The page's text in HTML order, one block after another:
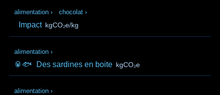
alimentation › chocolat ›
Impact kgCO₂e/kg
alimentation ›
🥫🐟 Des sardines en boite kgCO₂e
alimentation ›